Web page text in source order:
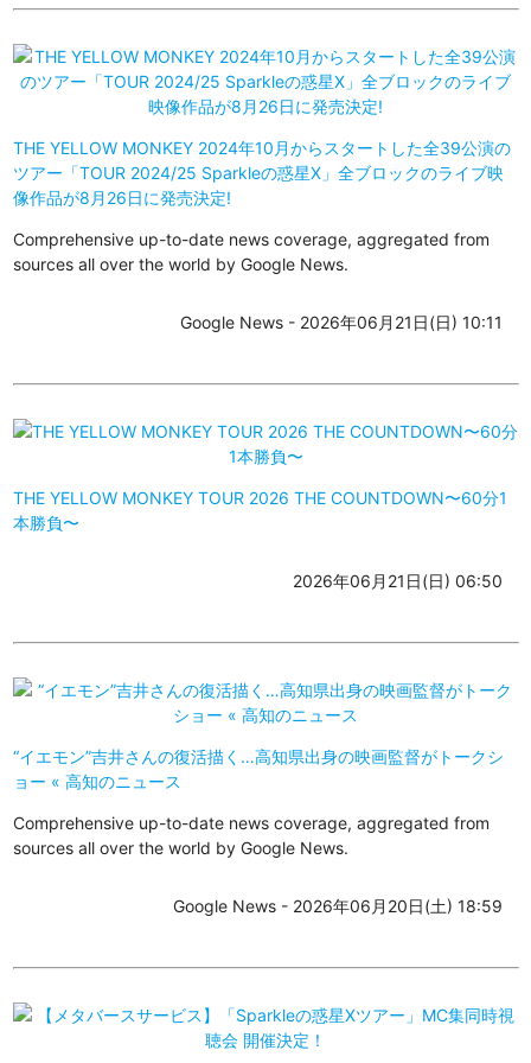
THE YELLOW MONKEY 2024年10月からスタートした全39公演の
ツアー「TOUR 2024/25 Sparkleの惑星X」全ブロックのライブ映
像作品が8月26日に発売決定!
Comprehensive up-to-date news coverage, aggregated from
sources all over the world by Google News.
Google News - 2026年06月21日(日) 10:11
THE YELLOW MONKEY TOUR 2026 THE COUNTDOWN〜60分1
本勝負〜
2026年06月21日(日) 06:50
“イエモン”吉井さんの復活描く…高知県出身の映画監督がトークシ
ョー « 高知のニュース
Comprehensive up-to-date news coverage, aggregated from
sources all over the world by Google News.
Google News - 2026年06月20日(土) 18:59